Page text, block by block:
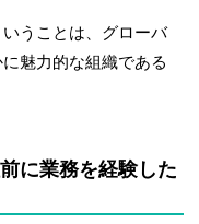
うことは、グローバ
魅力的な組織である
に業務を経験した